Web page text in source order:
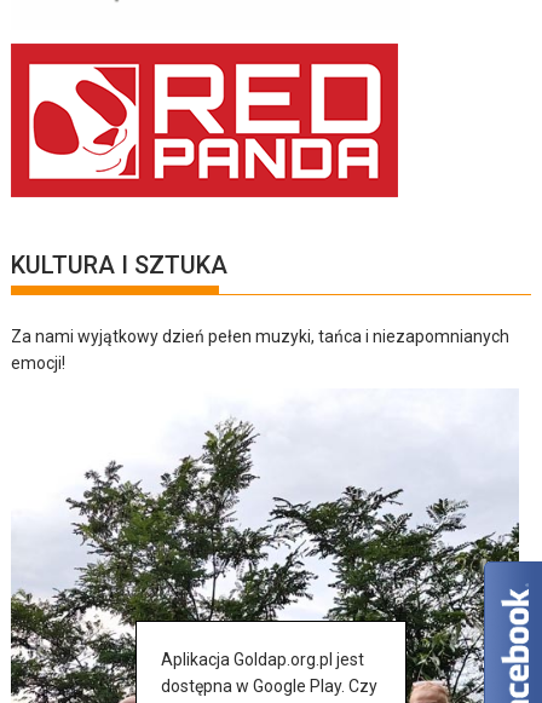
KULTURA I SZTUKA
Za nami wyjątkowy dzień pełen muzyki, tańca i niezapomnianych
emocji!
Aplikacja Goldap.org.pl jest
dostępna w Google Play. Czy